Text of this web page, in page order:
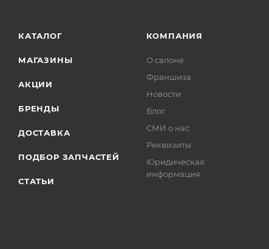
КАТАЛОГ
МАГАЗИНЫ
АКЦИИ
БРЕНДЫ
ДОСТАВКА
ПОДБОР ЗАПЧАСТЕЙ
СТАТЬИ
КОМПАНИЯ
О салоне
Франшиза
Новости
Блог
СМИ о нас
Реквизиты
Юридическая
информация